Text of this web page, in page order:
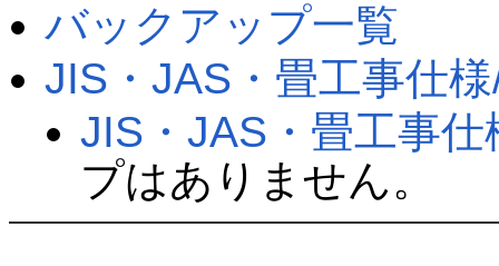
バックアップ一覧
JIS・JAS・畳工事仕
JIS・JAS・畳工事
プはありません。